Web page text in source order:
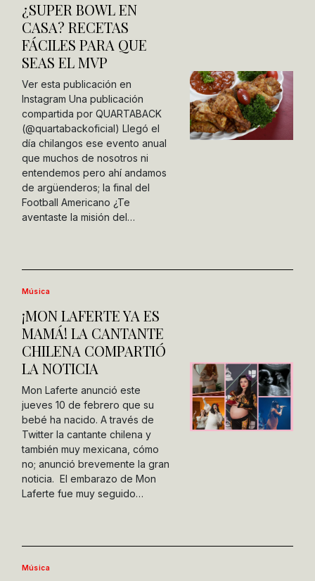
¿SUPER BOWL EN
CASA? RECETAS
FÁCILES PARA QUE
SEAS EL MVP
Ver esta publicación en
Instagram Una publicación
compartida por QUARTABACK
(@quartabackoficial) Llegó el
día chilangos ese evento anual
que muchos de nosotros ni
entendemos pero ahí andamos
de argüenderos; la final del
Football Americano ¿Te
aventaste la misión del…
Música
¡MON LAFERTE YA ES
MAMÁ! LA CANTANTE
CHILENA COMPARTIÓ
LA NOTICIA
Mon Laferte anunció este
jueves 10 de febrero que su
bebé ha nacido. A través de
Twitter la cantante chilena y
también muy mexicana, cómo
no; anunció brevemente la gran
noticia. El embarazo de Mon
Laferte fue muy seguido…
Música